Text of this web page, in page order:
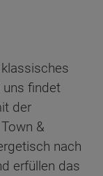
uns findet
der
&
nach
erfüllen das